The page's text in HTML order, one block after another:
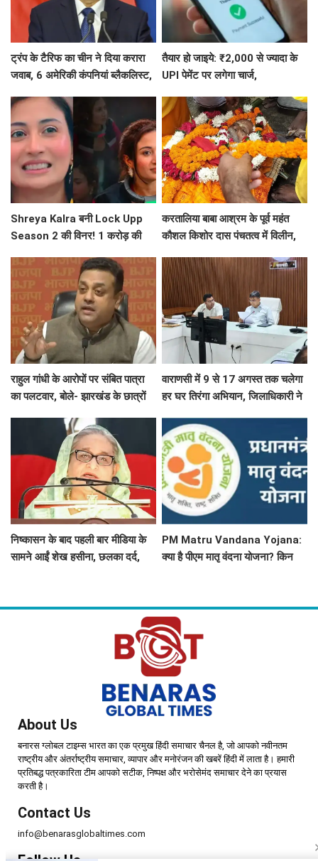
ट्रंप के टैरिफ का चीन ने दिया करारा
जवाब, 6 अमेरिकी कंपनियां ब्लैकलिस्ट,
तैयार हो जाइये: ₹2,000 से ज्यादा के
UPI पेमेंट पर लगेगा चार्ज,
Shreya Kalra बनी Lock Upp
Season 2 की विनर! 1 करोड़ की
करतालिया बाबा आश्रम के पूर्व महंत
कौशल किशोर दास पंचतत्व में विलीन,
राहुल गांधी के आरोपों पर संबित पात्रा
का पलटवार, बोले- झारखंड के छात्रों
वाराणसी में 9 से 17 अगस्त तक चलेगा
हर घर तिरंगा अभियान, जिलाधिकारी ने
निष्कासन के बाद पहली बार मीडिया के
सामने आईं शेख हसीना, छलका दर्द,
PM Matru Vandana Yojana:
क्या है पीएम मातृ वंदना योजना? किन
About Us
बनारस ग्लोबल टाइम्स भारत का एक प्रमुख हिंदी समाचार चैनल है, जो आपको नवीनतम
राष्ट्रीय और अंतर्राष्ट्रीय समाचार, व्यापार और मनोरंजन की खबरें हिंदी में लाता है। हमारी
प्रतिबद्ध पत्रकारिता टीम आपको सटीक, निष्पक्ष और भरोसेमंद समाचार देने का प्रयास
करती है।
Contact Us
info@benarasglobaltimes.com